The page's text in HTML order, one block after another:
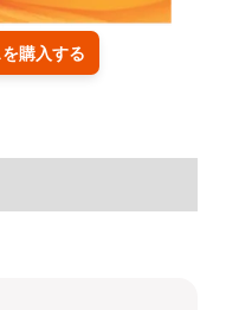
購入する